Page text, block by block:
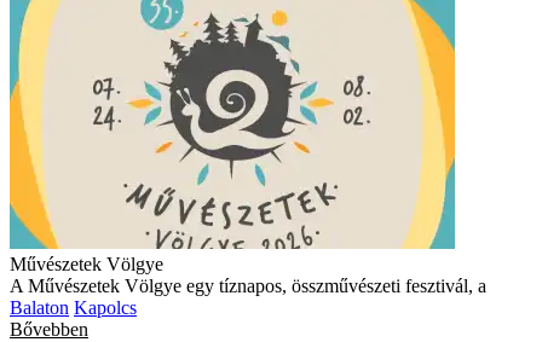
Művészetek Völgye
A Művészetek Völgye egy tíznapos, összművészeti fesztivál, a
Balaton Kapolcs
Bővebben